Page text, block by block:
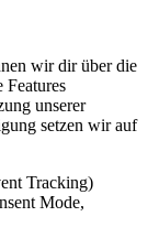
wir dir über die
Features
unserer
setzen wir auf
Tracking)
Mode,